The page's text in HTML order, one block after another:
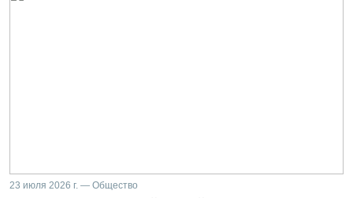
23 июля 2026 г. — Общество